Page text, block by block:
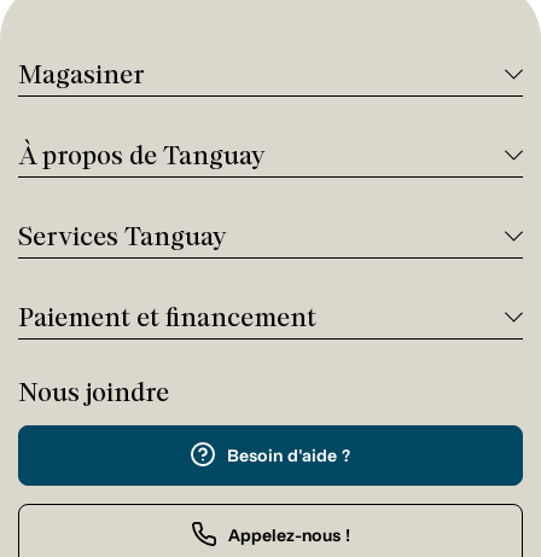
Magasiner
À propos de Tanguay
Services Tanguay
Paiement et financement
Nous joindre
Besoin d'aide ?
Appelez-nous !